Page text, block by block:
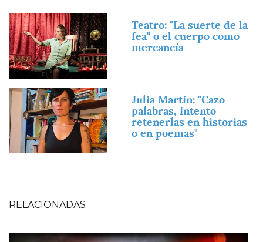
Imagen
Teatro: "La suerte de la
fea" o el cuerpo como
mercancía
Imagen
Julia Martín: "Cazo
palabras, intento
retenerlas en historias
o en poemas"
RELACIONADAS
Imagen